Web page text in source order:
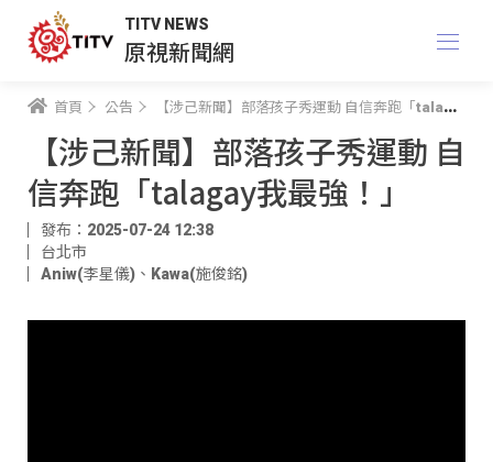
TITV NEWS
原視新聞網
首頁 公告 【涉己新聞】部落孩子秀運動 自信奔跑「talagay我最強！」
【涉己新聞】部落孩子秀運動 自
信奔跑「talagay我最強！」
發布：2025-07-24 12:38
台北市
Aniw(李星儀) 、 Kawa(施俊銘)